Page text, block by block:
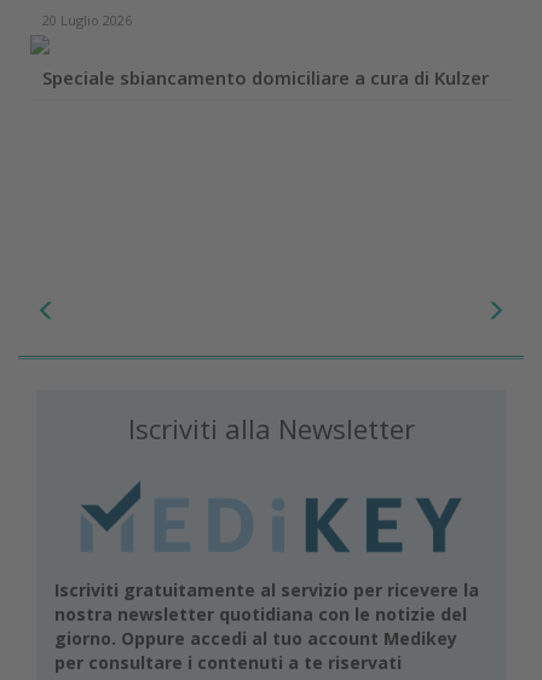
20 Luglio 2026
Speciale sbiancamento domiciliare a cura di Kulzer
Iscriviti alla Newsletter
Iscriviti gratuitamente al servizio per ricevere la
nostra newsletter quotidiana con le notizie del
giorno. Oppure accedi al tuo account Medikey
per consultare i contenuti a te riservati